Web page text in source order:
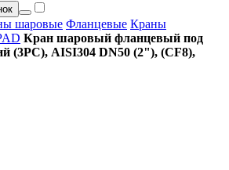
шаровые Фланцевые Краны
Кран шаровый фланцевый под
(3PC), AISI304 DN50 (2"), (CF8),